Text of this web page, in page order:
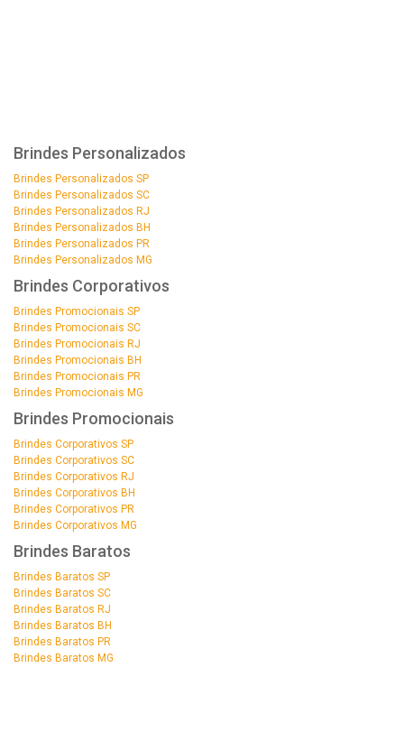
Brindes Personalizados
Brindes Personalizados SP
Brindes Personalizados SC
Brindes Personalizados RJ
Brindes Personalizados BH
Brindes Personalizados PR
Brindes Personalizados MG
Brindes Corporativos
Brindes Promocionais SP
Brindes Promocionais SC
Brindes Promocionais RJ
Brindes Promocionais BH
Brindes Promocionais PR
Brindes Promocionais MG
Brindes Promocionais
Brindes Corporativos SP
Brindes Corporativos SC
Brindes Corporativos RJ
Brindes Corporativos BH
Brindes Corporativos PR
Brindes Corporativos MG
Brindes Baratos
Brindes Baratos SP
Brindes Baratos SC
Brindes Baratos RJ
Brindes Baratos BH
Brindes Baratos PR
Brindes Baratos MG